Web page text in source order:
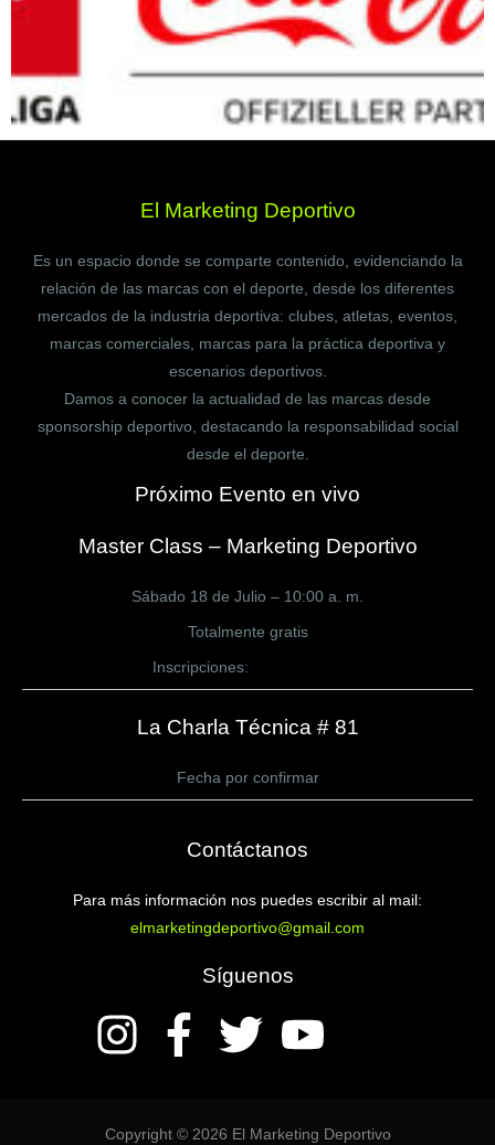
El Marketing Deportivo
Es un espacio donde se comparte contenido, evidenciando la
relación de las marcas con el deporte, desde los diferentes
mercados de la industria deportiva: clubes, atletas, eventos,
marcas comerciales, marcas para la práctica deportiva y
escenarios deportivos.
Damos a conocer la actualidad de las marcas desde
sponsorship deportivo, destacando la responsabilidad social
desde el deporte.
Próximo Evento en vivo
Master Class – Marketing Deportivo
Sábado 18 de Julio – 10:00 a. m.
Totalmente gratis
Inscripciones:
La Charla Técnica # 81
Fecha por confirmar
Contáctanos
Para más información nos puedes escribir al mail:
elmarketingdeportivo@gmail.com
Síguenos
Copyright © 2026 El Marketing Deportivo